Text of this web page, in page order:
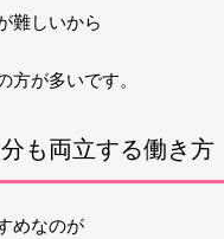
難しいから
方が多いです。
も両立する働き方
めなのが